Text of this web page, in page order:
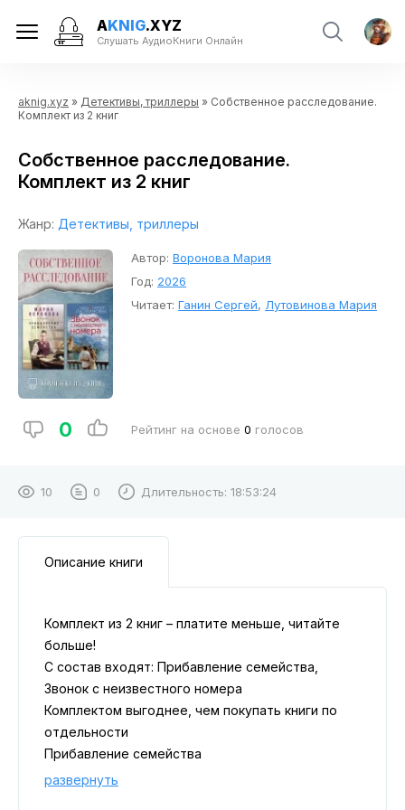
AKNIG.XYZ
Слушать АудиоКниги Онлайн
aknig.xyz » Детективы, триллеры » Собственное расследование.
Комплект из 2 книг
Собственное расследование.
Комплект из 2 книг
Жанр: Детективы, триллеры
Автор: Воронова Мария
Год: 2026
Читает: Ганин Сергей, Лутовинова Мария
0 Рейтинг на основе 0 голосов
10 0 Длительность: 18:53:24
Описание книги
Комплект из 2 книг – платите меньше, читайте
больше!
С состав входят: Прибавление семейства,
Звонок с неизвестного номера
Комплектом выгоднее, чем покупать книги по
отдельности
Прибавление семейства
Судье Ирине Поляковой доверили простое
развернуть